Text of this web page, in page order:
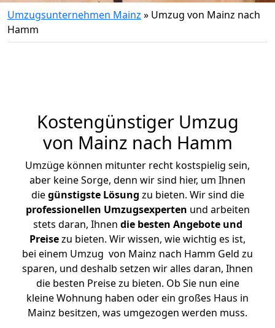
Umzugsunternehmen Mainz » Umzug von Mainz nach
Hamm
Kostengünstiger Umzug
von Mainz nach Hamm
Umzüge können mitunter recht kostspielig sein,
aber keine Sorge, denn wir sind hier, um Ihnen
diegünstigste Lösung zu bieten. Wir sind die
professionellen Umzugsexperten und arbeiten
stets daran, Ihnen die besten Angebote und
Preisezu bieten. Wir wissen, wie wichtig es ist,
bei einem Umzug von Mainz nach Hamm Geld zu
sparen, und deshalb setzen wir alles daran, Ihnen
die besten Preise zu bieten. Ob Sie nun eine
kleine Wohnung haben oder ein großes Haus in
Mainz besitzen, was umgezogen werden muss.